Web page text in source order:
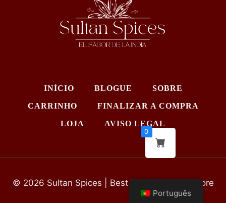
INÍCIO BLOGUE SOBRE
CARRINHO FINALIZAR A COMPRA
LOJA AVISO LEGAL
© 2026 Sultan Spices | Best Indian Grocery Store
Português
0